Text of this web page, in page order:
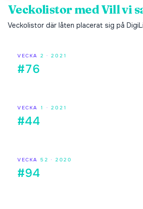
Veckolistor medVill vi
Veckolistor där låten placerat sig på
VECKA 2 · 2021
#76
VECKA 1 · 2021
#44
VECKA 52 · 2020
#94